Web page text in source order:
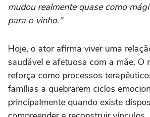
mudou realmente quase como
para o vinho."
Hoje, o ator afirma viver uma
saudável e afetuosa com a mãe. O
reforça como processos
famílias a quebrarem ciclos
principalmente quando existe